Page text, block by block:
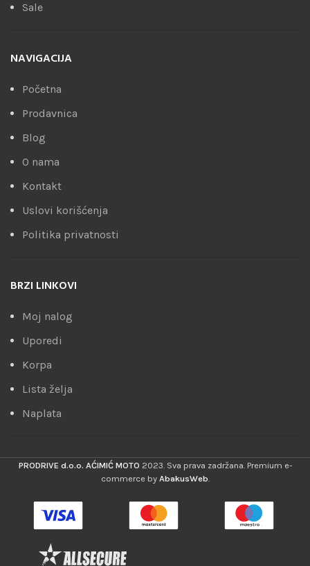
Sale
NAVIGACIJA
Početna
Prodavnica
Blog
O nama
Kontakt
Uslovi korišćenja
Politika privatnosti
BRZI LINKOVI
Moj nalog
Uporedi
Korpa
Lista želja
Naplata
PRODRIVE d.o.o. AĆIMIĆ MOTO 2023. Sva prava zadržana. Premium e-
commerce by AbakusWeb.